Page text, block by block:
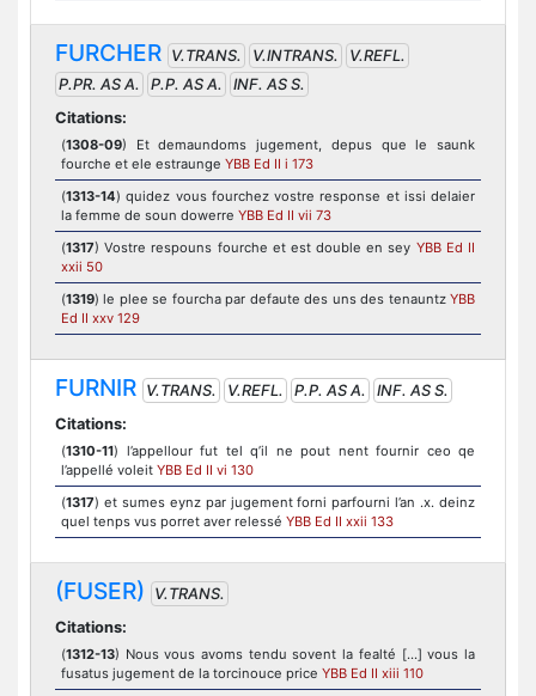
FURCHER V.TRANS. V.INTRANS.
V.REFL.
P.PR. AS A.
P.P. AS A.
INF. AS S.
Citations:
(1308-09) Et demaundoms jugement, depus que le saunk
fourche et ele estraunge YBB Ed II i 173
(1313-14) quidez vous fourchez vostre response et issi delaier
la femme de soun dowerre YBB Ed II vii 73
(1317) Vostre respouns fourche et est double en sey YBB Ed II
xxii 50
(1319) le plee se fourcha par defaute des uns des tenauntz YBB
Ed II xxv 129
FURNIR V.TRANS. V.REFL. P.P. AS A.
INF. AS S.
Citations:
(1310-11) l’appellour fut tel q’il ne pout nent fournir ceo qe
l’appellé voleit YBB Ed II vi 130
(1317) et sumes eynz par jugement forni parfourni l’an .x. deinz
quel tenps vus porret aver relessé YBB Ed II xxii 133
(FUSER)
V.TRANS.
Citations:
(1312-13) Nous vous avoms tendu sovent la fealté [...] vous la
fusatus jugement de la torcinouce price YBB Ed II xiii 110